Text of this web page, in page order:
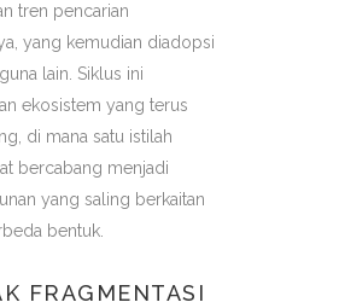
tren pencarian
yang kemudian diadopsi
lain. Siklus ini
ekosistem yang terus
di mana satu istilah
bercabang menjadi
yang saling berkaitan
bentuk.
FRAGMENTASI